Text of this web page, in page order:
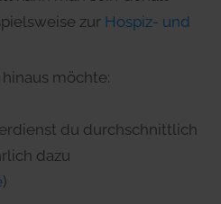
zur Hospiz- und
hinaus möchte:
du durchschnittlich
jährlich dazu
)